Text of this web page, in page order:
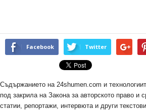
Facebook Twitter
Съдържанието на 24shumen.com и
под закрила на Закона за авторското право и
статии, репортажи, интервюта и други